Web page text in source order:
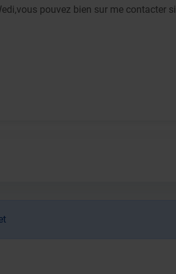
pouvez bien sur me contacter si